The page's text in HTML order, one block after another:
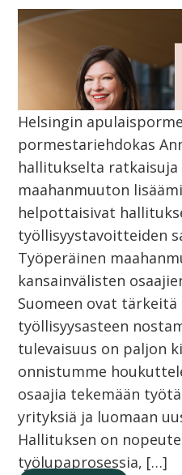
Helsingin
pormestariehdokas
hallitukselta
maahanmuuton
helpottaisivat
työllisyystavoitteiden
Työperäinen
kansainvälisten
Suomeen ovat
työllisyysasteen
tulevaisuus on paljon
onnistumme
osaajia tekemään
yrityksiä ja luomaan
Hallituksen on
työlupaprosessia, […]